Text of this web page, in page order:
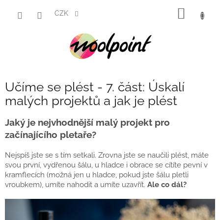
CZK
Učíme se plést - 7. část: Úskalí
malých projektů a jak je plést
Jaký je nejvhodnější malý projekt pro
začínajícího pletaře?
Nejspíš jste se s tím setkali. Zrovna jste se naučili plést, máte
svou první, vydřenou šálu, u hladce i obrace se cítíte pevní v
kramflecích (možná jen u hladce, pokud jste šálu pletli
vroubkem), umíte nahodit a umíte uzavřít. Ale co dál?